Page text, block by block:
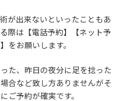
が出来ないといったこともあ
際は【電話予約】【ネット予
をお願いします。
た、昨日の夜分に足を捻った
合など致し方ありませんがそ
ご予約が確実です。